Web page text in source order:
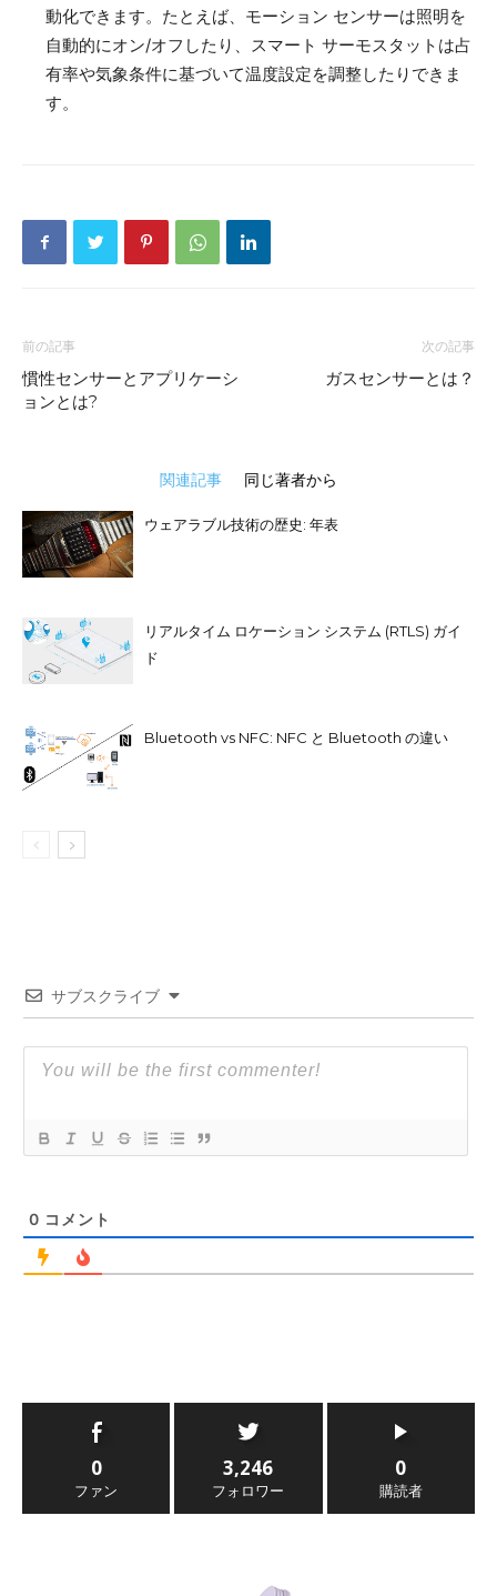
動化できます。たとえば、モーション センサーは照明を
自動的にオン/オフしたり、スマート サーモスタットは占
有率や気象条件に基づいて温度設定を調整したりできま
す。
前の記事
慣性センサーとアプリケーシ
ョンとは?
次の記事
ガスセンサーとは？
関連記事 同じ著者から
ウェアラブル技術の歴史: 年表
リアルタイム ロケーション システム (RTLS) ガイ
ド
Bluetooth vs NFC: NFC と Bluetooth の違い
サブスクライブ
0 コメント
0
ファン
3,246
フォロワー
0
購読者